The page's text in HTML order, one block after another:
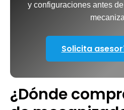
y configuraciones antes
Solicita
¿Dónde